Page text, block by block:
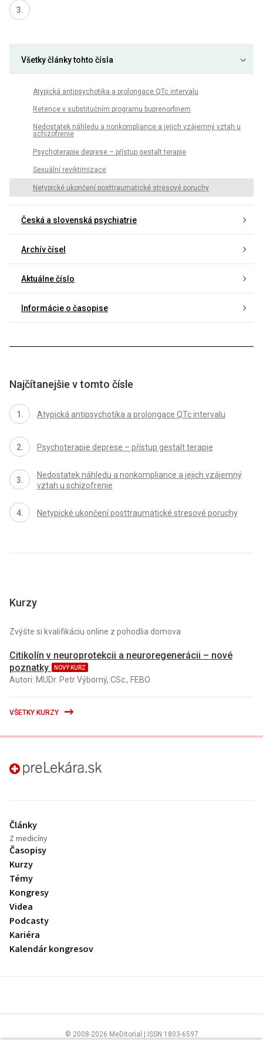
Všetky články tohto čísla
Atypická antipsychotika a prolongace QTc intervalu
Retence v substitučním programu buprenorfinem
Nedostatek náhledu a nonkompliance a jejich vzájemný vztah u
schizofrenie
Psychoterapie deprese – přístup gestalt terapie
Sexuální reviktimizace
Netypické ukončení posttraumatické stresové poruchy
Česká a slovenská psychiatrie
Archív čísel
Aktuálne číslo
Informácie o časopise
Najčítanejšie v tomto čísle
Atypická antipsychotika a prolongace QTc intervalu
Psychoterapie deprese – přístup gestalt terapie
Nedostatek náhledu a nonkompliance a jejich vzájemný
vztah u schizofrenie
Netypické ukončení posttraumatické stresové poruchy
Kurzy
Zvýšte si kvalifikáciu online z pohodlia domova
Citikolín v neuroprotekcii a neuroregenerácii – nové
poznatky
NOVÝ KURZ
Autori: MUDr. Petr Výborný, CSc., FEBO
VŠETKY KURZY
preLekára.sk
Články
Z medicíny
Časopisy
Kurzy
Témy
Kongresy
Videa
Podcasty
Kariéra
Kalendár kongresov
© 2008-2026 MeDitorial | ISSN 1803-6597